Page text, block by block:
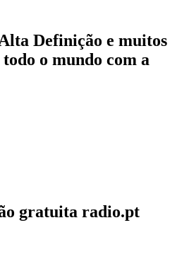
Definição e muitos
o mundo com a
gratuita radio.pt